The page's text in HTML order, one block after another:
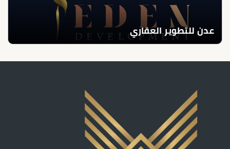
عدن للتطوير العقاري